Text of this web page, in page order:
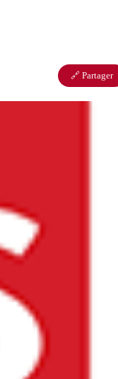
🔗 Partager